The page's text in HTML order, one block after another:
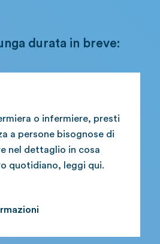
durata in breve:
o infermiere, presti
a persone bisognose di
nel dettaglio in cosa
quotidiano, leggi qui.